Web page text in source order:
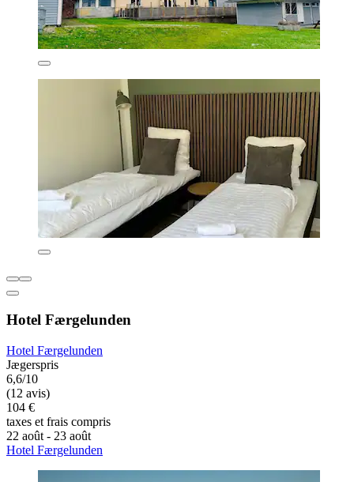
Hotel Færgelunden
Hotel Færgelunden
Jægerspris
6,6/10
(12 avis)
104 €
taxes et frais compris
22 août - 23 août
Hotel Færgelunden